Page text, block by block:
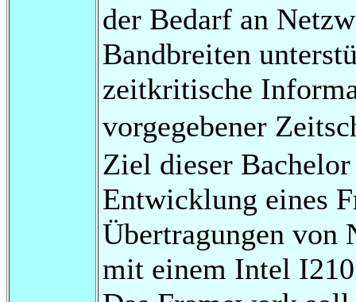
der Bedarf an
Bandbreiten
zeitkritische
vorgegebener
Ziel dieser
Entwicklung eines
Übertragungen von
mit einem Intel